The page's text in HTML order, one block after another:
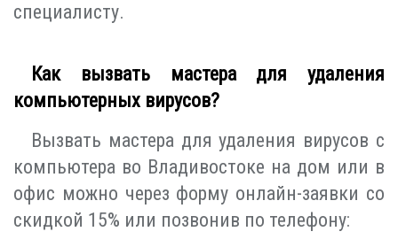
специалисту.
Как вызвать мастера для удаления
компьютерных вирусов?
Вызвать мастера для удаления вирусов с
компьютера во Владивостоке на дом или в
офис можно через форму онлайн-заявки со
скидкой 15% или позвонив по телефону: